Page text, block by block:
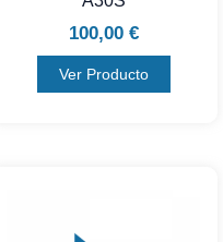
100,00 €
Ver Producto